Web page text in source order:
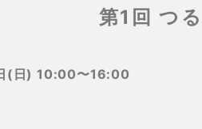
第1回 つ
(日) 10:00〜16:00